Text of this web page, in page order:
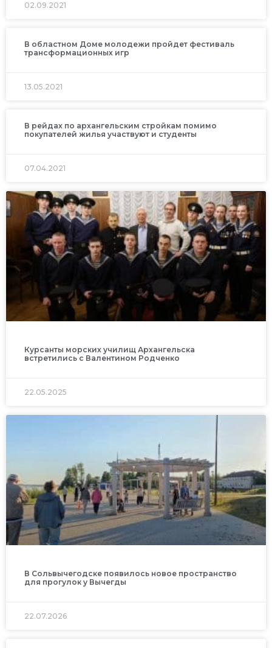
02.09.2021
В областном Доме молодежи пройдет фестиваль
трансформационных игр
13.05.2021
В рейдах по архангельским стройкам помимо
покупателей жилья участвуют и студенты
07.04.2021
Курсанты морских училищ Архангельска
встретились с Валентином Родченко
22.05.2025
В Сольвычегодске появилось новое пространство
для прогулок у Вычегды
22.07.2026